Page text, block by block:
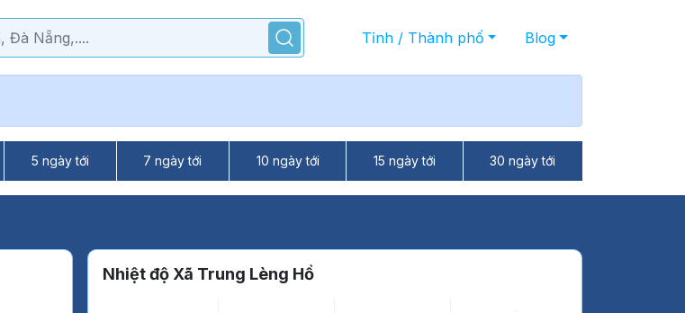
Tỉnh / Thành phố Blog
5 ngày tới 7 ngày tới 10 ngày tới 15 ngày tới 30 ngày tới
Nhiệt độ Xã Trung Lèng Hồ